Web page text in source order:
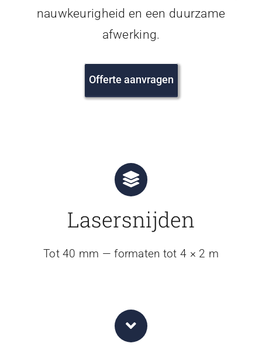
nauwkeurigheid en een duurzame
afwerking.
Offerte aanvragen
Lasersnijden
Tot 40 mm — formaten tot 4 × 2 m